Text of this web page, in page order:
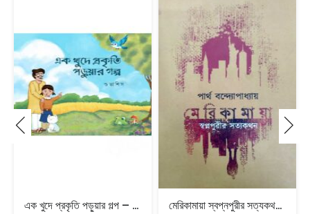
এক খুদে প্রকৃতি পড়ুয়ার গল্প – লেখক – শুভাশিস মেরিকামায়া স্বপ্নপুরীর সত্যকথন – পার্থ বন্দ্যোপাধ্যায়